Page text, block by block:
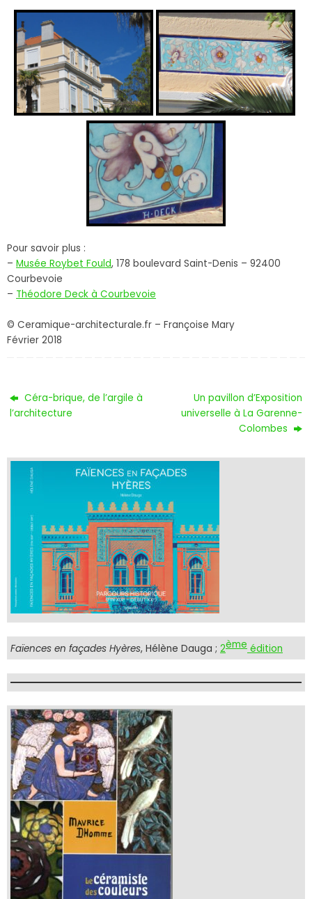
Pour savoir plus :
– Musée Roybet Fould, 178 boulevard Saint-Denis – 92400
Courbevoie
– Théodore Deck à Courbevoie
© Ceramique-architecturale.fr – Françoise Mary
Février 2018
Céra-brique, de l’argile à
l’architecture
Un pavillon d’Exposition
universelle à La Garenne-
Colombes
Faïences en façades Hyères, Hélène Dauga ; 2ème édition